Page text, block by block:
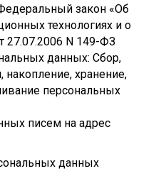
закон «Об
технологиях и о
27.07.2006 N 149-ФЗ
данных: Сбор,
накопление, хранение,
персональных
писем на адрес
данных